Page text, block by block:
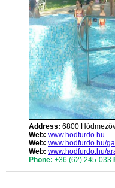
Address: 6800
Web: www.hodfurdo.hu
Web: www.hodfurdo.hu/
Web: www.hodfurdo.hu/
Phone: +36 (62) 245-033